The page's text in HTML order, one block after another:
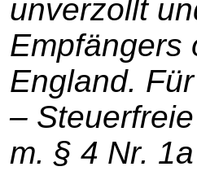
unverzollt
Empfängers
England.
–
m. § 4 Nr.